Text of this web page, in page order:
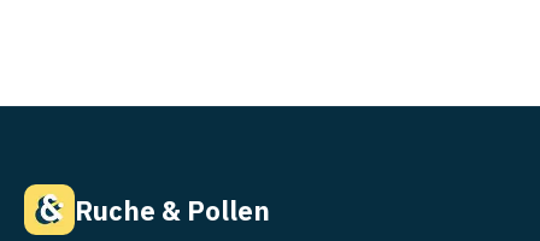
Ruche & Pollen